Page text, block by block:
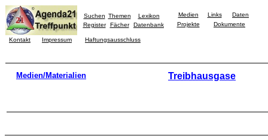
Suchen Themen
Lexikon
Register
Fächer Datenbank
Medien Links
Daten
Projekte
Dokumente
Kontakt Impressum Haftungsausschluss
Medien/Materialien Treibhausgase